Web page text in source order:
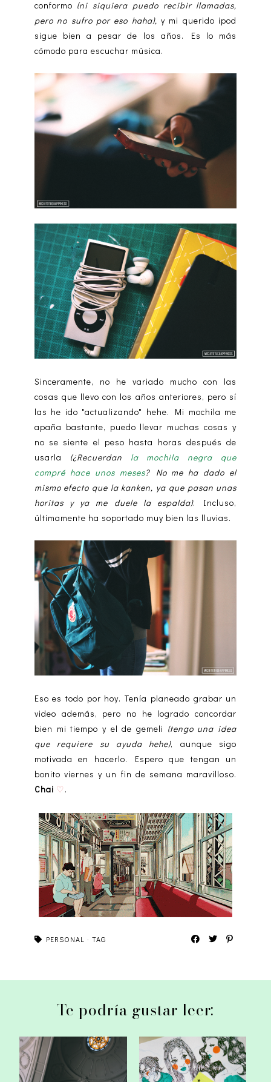
conformo (ni siquiera puedo recibir llamadas,
pero no sufro por eso haha), y mi querido ipod
sigue bien a pesar de los años. Es lo más
cómodo para escuchar música.
Sinceramente, no he variado mucho con las
cosas que llevo con los años anteriores, pero sí
las he ido "actualizando" hehe. Mi mochila me
apaña bastante, puedo llevar muchas cosas y
no se siente el peso hasta horas después de
usarla (¿Recuerdan la mochila negra que
compré hace unos meses? No me ha dado el
mismo efecto que la kanken, ya que pasan unas
horitas y ya me duele la espalda). Incluso,
últimamente ha soportado muy bien las lluvias.
Eso es todo por hoy. Tenía planeado grabar un
video además, pero no he logrado concordar
bien mi tiempo y el de gemeli (tengo una idea
que requiere su ayuda hehe), aunque sigo
motivada en hacerlo. Espero que tengan un
bonito viernes y un fin de semana maravilloso.
Chai ♡ .
PERSONAL · TAG
Te podría gustar leer: